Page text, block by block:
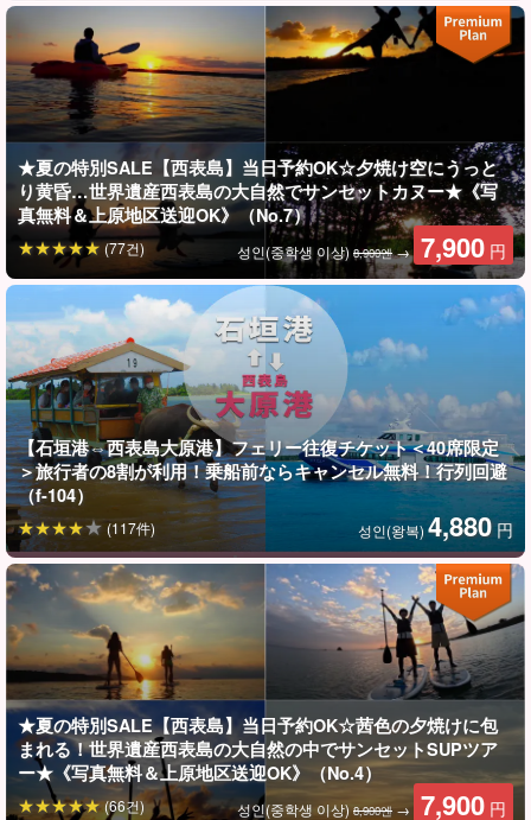
★夏の特別SALE【西表島】当日予約OK☆夕焼け空にうっと
り黄昏…世界遺産西表島の大自然でサンセットカヌー★《写
真無料＆上原地区送迎OK》（No.7）
성인(중학생 이상) 8,900엔→ 7,900 円
(77건)
【石垣港⇔西表島大原港】フェリー往復チケット＜40席限定
＞旅行者の8割が利用！乗船前ならキャンセル無料！行列回避
（f-104）
성인(왕복) 4,880 円
(117件)
★夏の特別SALE【西表島】当日予約OK☆茜色の夕焼けに包
まれる！世界遺産西表島の大自然の中でサンセットSUPツア
ー★《写真無料＆上原地区送迎OK》（No.4）
성인(중학생 이상)8,900엔 → 7,900 円
(66건)